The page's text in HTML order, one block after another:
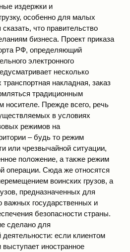
издержки и
особенно для малых
что правительство
бизнеса. Проект приказа
РФ, определяющий
электронного
несколько
накладная, заказ
традиционным
носителе. Прежде всего, речь
в условиях
режимов на
– будь то режим
или чрезвычайной ситуации,
положение, а также режим
операции. Сюда же относятся
воинских грузов, а
предназначенных для
важных государственных и
безопасности страны.
сделано для
если клиентом
выступает иностранное